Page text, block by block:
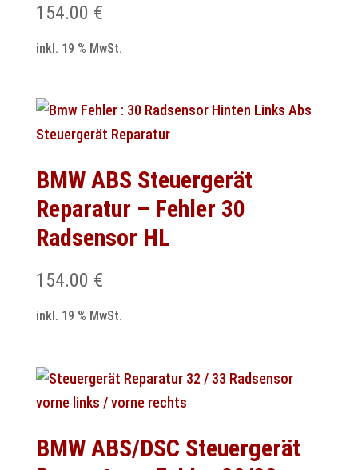
154.00 €
inkl. 19 % MwSt.
BMW ABS Steuergerät
Reparatur – Fehler 30
Radsensor HL
154.00 €
inkl. 19 % MwSt.
BMW ABS/DSC Steuergerät